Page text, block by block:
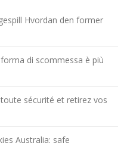
Hvordan den former
di scommessa è più
sécurité et retirez vos
Australia: safe